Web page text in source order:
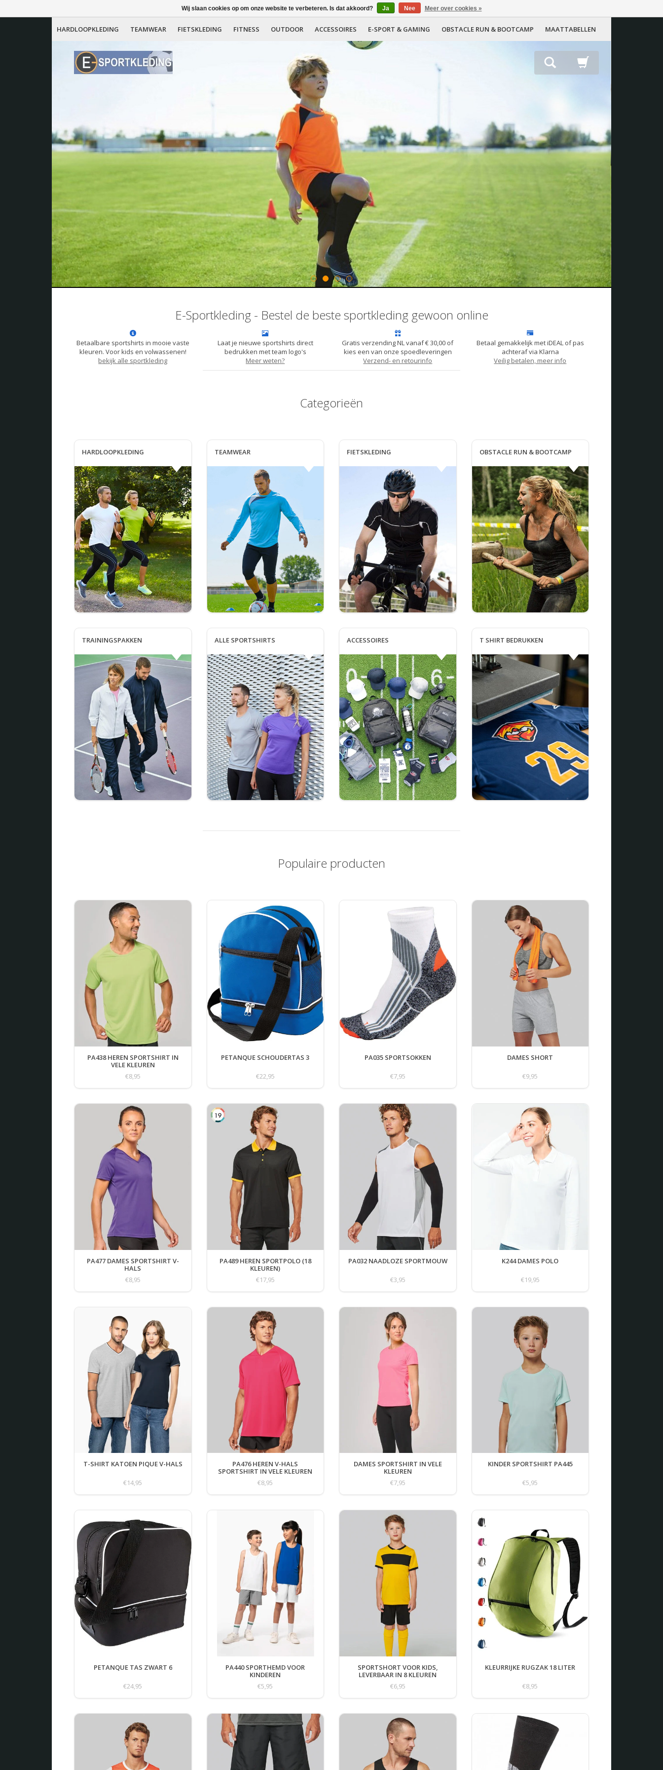
HARDLOOPKLEDING TEAMWEAR FIETSKLEDING FITNESS OUTDOOR ACCESSOIRES E-SPORT & GAMING OBSTACLE RUN & BOOTCAMP MAATTABELLEN
E-Sportkleding - Bestel de beste sportkleding gewoon online
Betaalbare sportshirts in mooie vaste
kleuren. Voor kids en volwassenen!
bekijk alle sportkleding
Laat je nieuwe sportshirts direct
bedrukken met team logo's
Meer weten?
Gratis verzending NL vanaf € 30,00 of
kies een van onze spoedleveringen
Verzend- en retourinfo
Betaal gemakkelijk met iDEAL of pas
achteraf via Klarna
Veilig betalen, meer info
Categorieën
HARDLOOPKLEDING TEAMWEAR FIETSKLEDING OBSTACLE RUN & BOOTCAMP
TRAININGSPAKKEN ALLE SPORTSHIRTS ACCESSOIRES T SHIRT BEDRUKKEN
Populaire producten
PA438 HEREN SPORTSHIRT IN
VELE KLEUREN
€8,95
PETANQUE SCHOUDERTAS 3
€22,95
PA035 SPORTSOKKEN
€7,95
DAMES SHORT
€9,95
PA477 DAMES SPORTSHIRT V-
HALS
€8,95
PA489 HEREN SPORTPOLO (18
KLEUREN)
€17,95
PA032 NAADLOZE SPORTMOUW
€3,95
K244 DAMES POLO
€19,95
T-SHIRT KATOEN PIQUE V-HALS
€14,95
PA476 HEREN V-HALS
SPORTSHIRT IN VELE KLEUREN
€8,95
DAMES SPORTSHIRT IN VELE
KLEUREN
€7,95
KINDER SPORTSHIRT PA445
€5,95
PETANQUE TAS ZWART 6
€24,95
PA440 SPORTHEMD VOOR
KINDEREN
€5,95
SPORTSHORT VOOR KIDS,
LEVERBAAR IN 8 KLEUREN
€6,95
KLEURRIJKE RUGZAK 18 LITER
€8,95
Wij slaan cookies op om onze website te verbeteren. Is dat akkoord? Ja Nee Meer over cookies »